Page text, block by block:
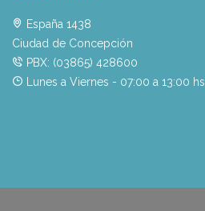
España 1438
Ciudad de Concepción
PBX: (03865) 428600
Lunes a Viernes - 07:00 a 13:00 hs